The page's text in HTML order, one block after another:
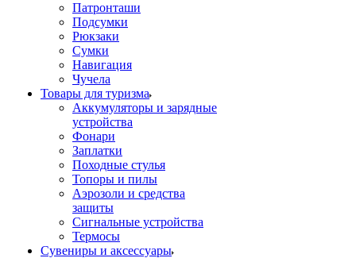
Патронташи
Подсумки
Рюкзаки
Сумки
Навигация
Чучела
Товары для туризма
Аккумуляторы и зарядные
устройства
Фонари
Заплатки
Походные стулья
Топоры и пилы
Аэрозоли и средства
защиты
Сигнальные устройства
Термосы
Сувениры и аксессуары